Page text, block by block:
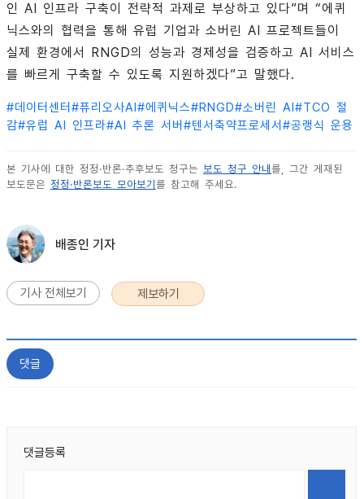
인 AI 인프라 구축이 전략적 과제로 부상하고 있다”며 “에퀴
닉스와의 협력을 통해 유럽 기업과 소버린 AI 프로젝트들이
실제 환경에서 RNGD의 성능과 경제성을 검증하고 AI 서비스
를 빠르게 구축할 수 있도록 지원하겠다”고 말했다.
#데이터센터 #퓨리오사AI#에퀴닉스#RNGD#소버린 AI#TCO 절
감#유럽 AI 인프라#AI 추론 서버 #텐서축약프로세서 #공랭식 운용
본 기사에 대한 정정·반론·추후보도 청구는 보도 청구 안내 를, 그간 게재된
보도문은 정정·반론보도 모아보기 를 참고해 주세요.
배종인 기자
기사 전체보기 제보하기
댓글
댓글등록